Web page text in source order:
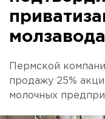
молзавода
Пермской
продажу 25%
молочных